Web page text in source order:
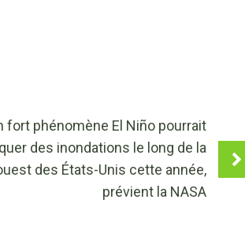
fort phénomène El Niño pourrait
des inondations le long de la
des États-Unis cette année,
prévient la NASA